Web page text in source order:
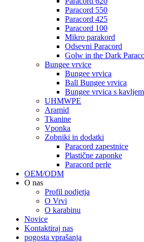
Paracord 550
Paracord 425
Paracord 100
Mikro parakord
Odsevni Paracord
Golw in the Dark
Bungee vrvice
Bungee vrvica
Ball Bungee vrvica
Bungee vrvica s kavljem
UHMWPE
Aramid
Tkanine
Vponka
Zobniki in dodatki
Paracord zapestnice
Plastične zaponke
Paracord perle
OEM/ODM
O nas
Profil podjetja
O Vrvi
O karabinu
Novice
Kontaktiraj nas
pogosta vprašanja